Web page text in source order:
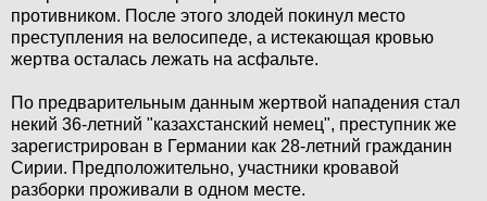
противником. После этого злодей покинул место
преступления на велосипеде, а истекающая кровью
жертва осталась лежать на асфальте.
По предварительным данным жертвой нападения стал
некий 36-летний "казахстанский немец", преступник же
зарегистрирован в Германии как 28-летний гражданин
Сирии. Предположительно, участники кровавой
разборки проживали в одном месте.